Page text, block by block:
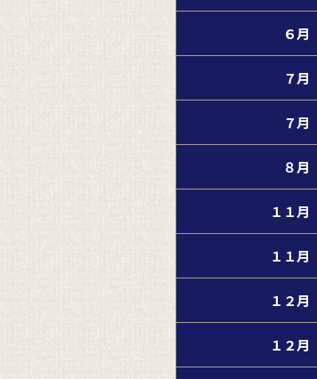
６月
７月
７月
８月
１１月
１１月
１２月
１２月